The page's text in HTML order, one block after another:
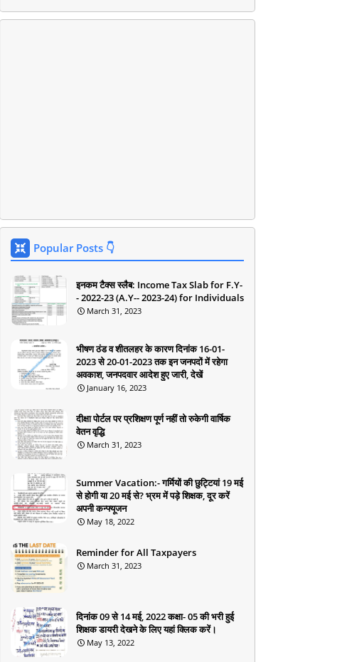
Popular Posts 👇
इनकम टैक्स स्लैब: Income Tax Slab for F.Y-
- 2022-23 (A.Y-- 2023-24) for Individuals
March 31, 2023
भीषण ठंड व शीतलहर के कारण दिनांक 16-01-
2023 से 20-01-2023 तक इन जनपदों में रहेगा
अवकाश, जनपदवार आदेश हुए जारी, देखें
January 16, 2023
दीक्षा पोर्टल पर प्रशिक्षण पूर्ण नहीं तो रुकेगी वार्षिक
वेतन वृद्धि
March 31, 2023
Summer Vacation:- गर्मियों की छुट्टियां 19 मई
से होगी या 20 मई से? भ्रम में पड़े शिक्षक, दूर करें
अपनी कन्फ्यूजन
May 18, 2022
Reminder for All Taxpayers
March 31, 2023
दिनांक 09 से 14 मई, 2022 कक्षा- 05 की भरी हुई
शिक्षक डायरी देखने के लिए यहां क्लिक करें।
May 13, 2022